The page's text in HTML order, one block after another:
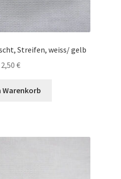
Streifen, weiss/ gelb
2,50 €
Warenkorb